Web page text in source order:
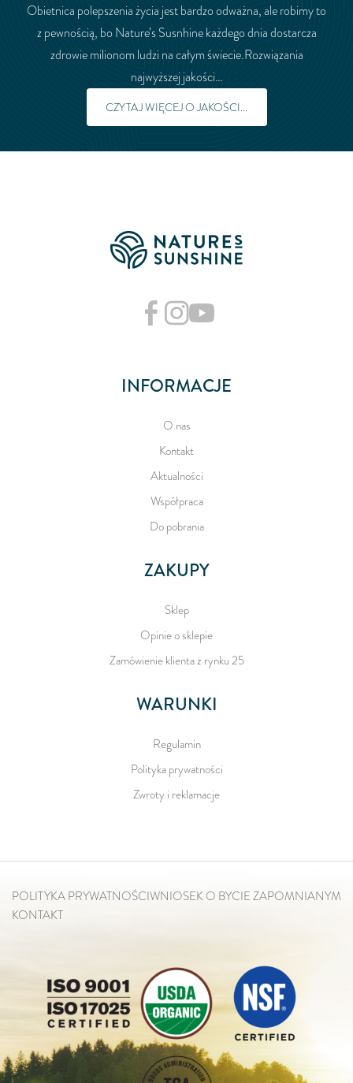
Obietnica polepszenia życia jest bardzo odważna, ale robimy to
z pewnością, bo Nature’s Susnhine każdego dnia dostarcza
zdrowie milionom ludzi na całym świecie.Rozwiązania
najwyższej jakości…
CZYTAJ WIĘCEJ O JAKOŚCI...
INFORMACJE
O nas
Kontakt
Aktualności
Współpraca
Do pobrania
ZAKUPY
Sklep
Opinie o sklepie
Zamówienie klienta z rynku 25
WARUNKI
Regulamin
Polityka prywatności
Zwroty i reklamacje
POLITYKA PRYWATNOŚCIWNIOSEK O BYCIE ZAPOMNIANYM
KONTAKT